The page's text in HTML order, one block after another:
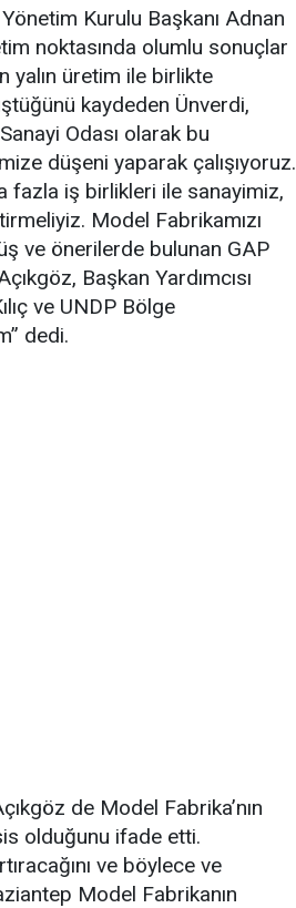
Kurulu Başkanı Adnan
noktasında olumlu sonuçlar
yalın üretim ile birlikte
kaydeden Ünverdi,
Odası olarak bu
düşeni yaparak çalışıyoruz.
fazla iş birlikleri ile sanayimiz,
Model Fabrikamızı
ve önerilerde bulunan GAP
Başkan Yardımcısı
ve UNDP Bölge
dedi.
de Model Fabrika’nın
olduğunu ifade etti.
ve böylece ve
Model Fabrikanın